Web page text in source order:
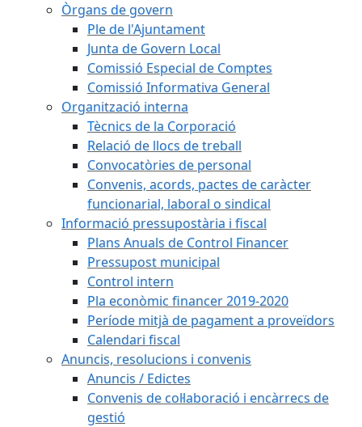
Òrgans de govern
Ple de l'Ajuntament
Junta de Govern Local
Comissió Especial de Comptes
Comissió Informativa General
Organització interna
Tècnics de la Corporació
Relació de llocs de treball
Convocatòries de personal
Convenis, acords, pactes de caràcter
funcionarial, laboral o sindical
Informació pressupostària i fiscal
Plans Anuals de Control Financer
Pressupost municipal
Control intern
Pla econòmic financer 2019-2020
Període mitjà de pagament a proveïdors
Calendari fiscal
Anuncis, resolucions i convenis
Anuncis / Edictes
Convenis de col·laboració i encàrrecs de
gestió